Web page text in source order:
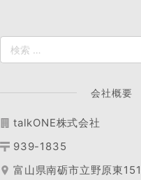
会社概要
talkONE株式会社
939-1835
富山県南砺市立野原東